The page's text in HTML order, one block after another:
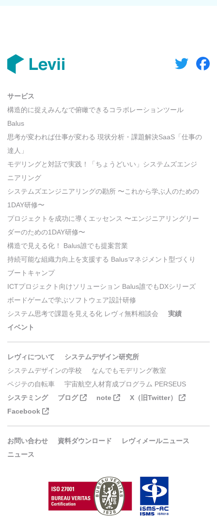
サービス
構造的に捉えみんなで俯瞰できるコラボレーションツール
Balus
思考が変われば仕事が変わる 現状分析・課題解決SaaS「仕事の
達人」
モデリングと対話で実践！「ちょうどいい」システムズエンジ
ニアリング
システムズエンジニアリングの勘所 〜これから学ぶ人のための
1DAY研修〜
プロジェクトを成功に導くエッセンス 〜エンジニアリングリー
ダーのための1DAY研修〜
構造で見える化！ Balus誰でも提案営業
持続可能な組織力向上を支援する Balusマネジメント型づくり
ブートキャンプ
ICTプロジェクト向けソリューション Balus誰でもDXシリーズ
ボードゲームで学ぶソフトウェア設計研修
システム思考で課題を見える化 レヴィ無料相談会
実績
イベント
レヴィについて
システムデザイン研究所
システムデザインの学校
なんでもモデリング教室
ペジテの自転車
宇宙航空人材育成プログラム PERSEUS
システミング
ブログ note
X（旧Twitter）
Facebook
お問い合わせ 資料ダウンロード
レヴィメールニュース
ニュース